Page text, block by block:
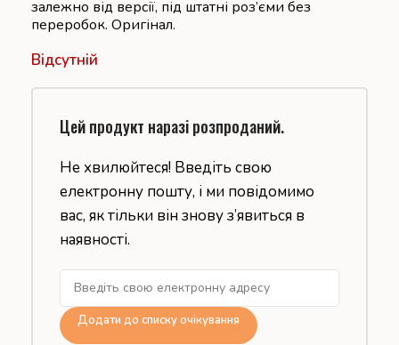
залежно від версії, під штатні роз’єми без
переробок. Оригінал.
Відсутній
Цей продукт наразі розпроданий.
Не хвилюйтеся! Введіть свою
електронну пошту, і ми повідомимо
вас, як тільки він знову з’явиться в
наявності.
Додати до списку очікування